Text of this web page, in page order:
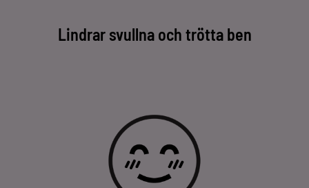
Lindrar svullna och trötta ben